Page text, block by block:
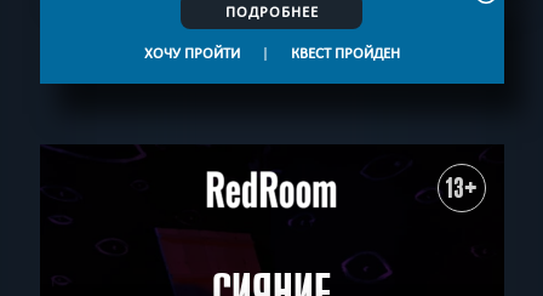
ПОДРОБНЕЕ
ХОЧУ ПРОЙТИ | КВЕСТ ПРОЙДЕН
13+